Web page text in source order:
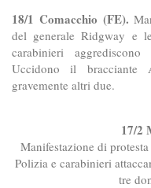
18/1 Comacchio (FE).
del generale Ridgway e
carabinieri
Uccidono il bracciante
gravemente altri due.
17/2
Manifestazione di
Polizia e carabinieri
tre